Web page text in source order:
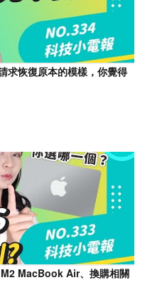
求恢復原本的模樣，你覺得
MacBook Air、換購相關